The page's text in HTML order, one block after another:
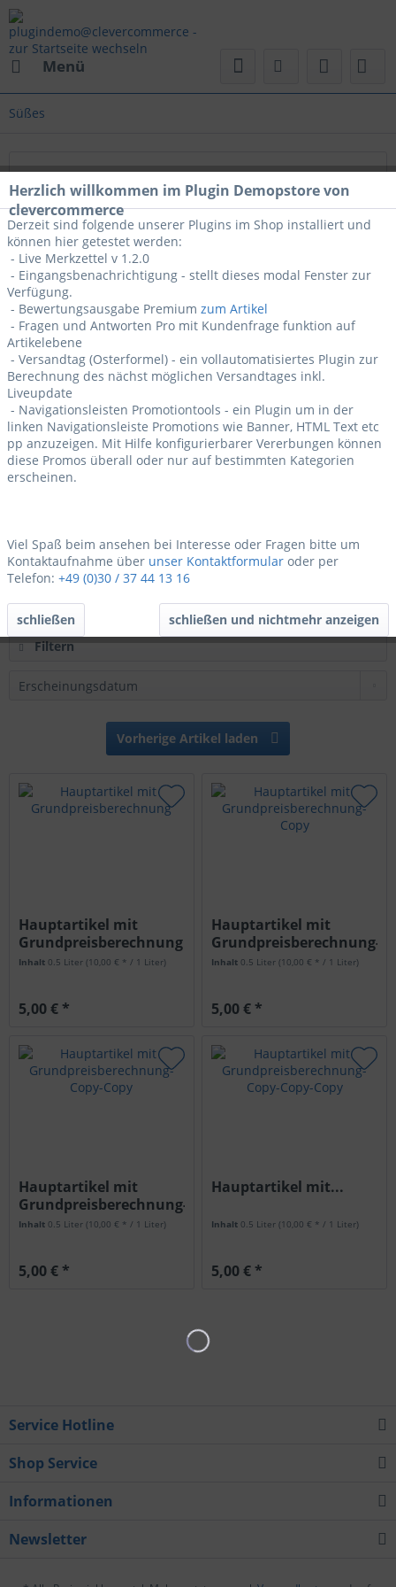
Menü
Süßes
Lorem ipsum
Lorem ipsum dolor sit amet, consetetur sadipscing elitr,
sed diam nonumy eirmod tempor invidunt ut labore et
dolore magna aliquyam erat, sed diam voluptua. At vero
eos et accusam et justo duo...mehr erfahren »
Topseller
Inhalt 0.5 Liter(10,00 € * / 1 Liter)
5,00 € *
Filtern
Vorherige Artikel laden
Hauptartikel mit
Grundpreisberechnung
Inhalt 0.5 Liter(10,00 € * / 1 Liter)
5,00 € *
Hauptartikel mit
Grundpreisberechnung-
Copy
Inhalt 0.5 Liter(10,00 € * / 1 Liter)
5,00 € *
Hauptartikel mit
Grundpreisberechnung-
Copy-Copy
Inhalt 0.5 Liter(10,00 € * / 1 Liter)
5,00 € *
Hauptartikel mit...
Inhalt 0.5 Liter(10,00 € * / 1 Liter)
5,00 € *
Service Hotline
Shop Service
Informationen
Newsletter
Herzlich willkommen im Plugin Demopstore von
clevercommerce
Derzeit sind folgende unserer Plugins im Shop installiert und
können hier getestet werden:
- Live Merkzettel v 1.2.0
- Eingangsbenachrichtigung - stellt dieses modal Fenster zur
Verfügung.
- Bewertungsausgabe Premium zum Artikel
- Fragen und Antworten Pro mit Kundenfrage funktion auf
Artikelebene
- Versandtag (Osterformel) - ein vollautomatisiertes Plugin zur
Berechnung des nächst möglichen Versandtages inkl.
Liveupdate
- Navigationsleisten Promotiontools - ein Plugin um in der
linken Navigationsleiste Promotions wie Banner, HTML Text etc
pp anzuzeigen. Mit Hilfe konfigurierbarer Vererbungen können
diese Promos überall oder nur auf bestimmten Kategorien
erscheinen.
Viel Spaß beim ansehen bei Interesse oder Fragen bitte um
Kontaktaufnahme über unser Kontaktformular oder per
Telefon: +49 (0)30 / 37 44 13 16
schließen schließen und nichtmehr anzeigen